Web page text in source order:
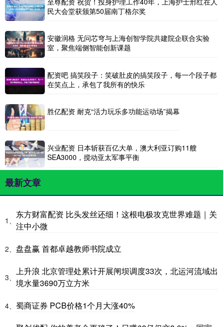
民大会堂获颁第50届南丁格尔奖
安徽润格 无问芯穹与上海创智学院共建院企联合实验
室，聚焦端侧智能创新课题
配资吧 搞笑段子：笑破肚皮的搞笑段子，每一个段子都
在笑点上，承包了我所有的快乐
胜亿配资 耐克“活力玩乐多功能运动场”揭幕
兴业配资 日本斩获百亿大单，澳大利亚订购11艘
SEA3000，搅动亚太军事平衡
最新文章
1、
东方财富配资 比头发丝还细！这根电极攻克世界难题｜关
注中小微
2、 盘盘赢 首都卓越教师书院成立
3、
上升浪 北京管理处累计开展闸坝调度33次，北运河流域出
境水量3690万立方米
4、 蜀商证券 PCB价格1个月大涨40%